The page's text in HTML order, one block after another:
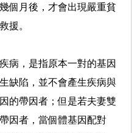
個月後，才會出現嚴重貧
援。
病，是指原本一對的基因
缺陷，並不會產生疾病與
的帶因者；但是若夫妻雙
因者，當個體基因配對